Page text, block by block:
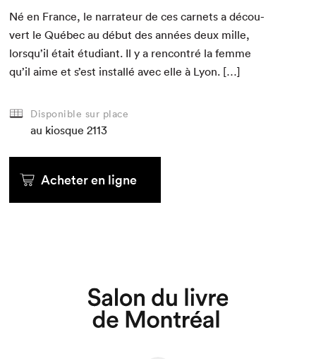
Que cherchez-vous?
Né en France, le nar­ra­teur de ces car­nets a décou­
vert le Québec au début des années deux mille,
lorsqu’il était étu­di­ant. Il y a ren­con­tré la femme
qu’il aime et s’est instal­lé avec elle à Lyon. […]
Disponible sur place
au kiosque 2113
Acheter en ligne